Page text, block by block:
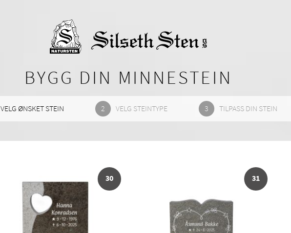
BYGG DIN MINNESTEIN
VELG ØNSKET STEIN VELG STEINTYPE TILPASS DIN STEIN
30 31